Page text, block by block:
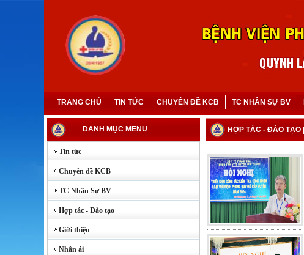
TRANG CHỦ TIN TỨC CHUYÊN ĐỀ KCB TC NHÂN SỰ BV
DANH MỤC MENU
Tin tức
Chuyên đề KCB
TC Nhân Sự BV
Hợp tác - Đào tạo
Giới thiệu
Nhân ái
HỢP TÁC - ĐÀO TẠO